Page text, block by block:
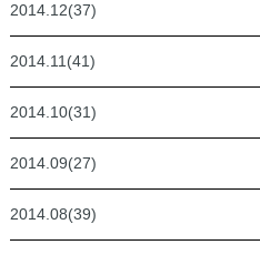
2014.12(37)
2014.11(41)
2014.10(31)
2014.09(27)
2014.08(39)